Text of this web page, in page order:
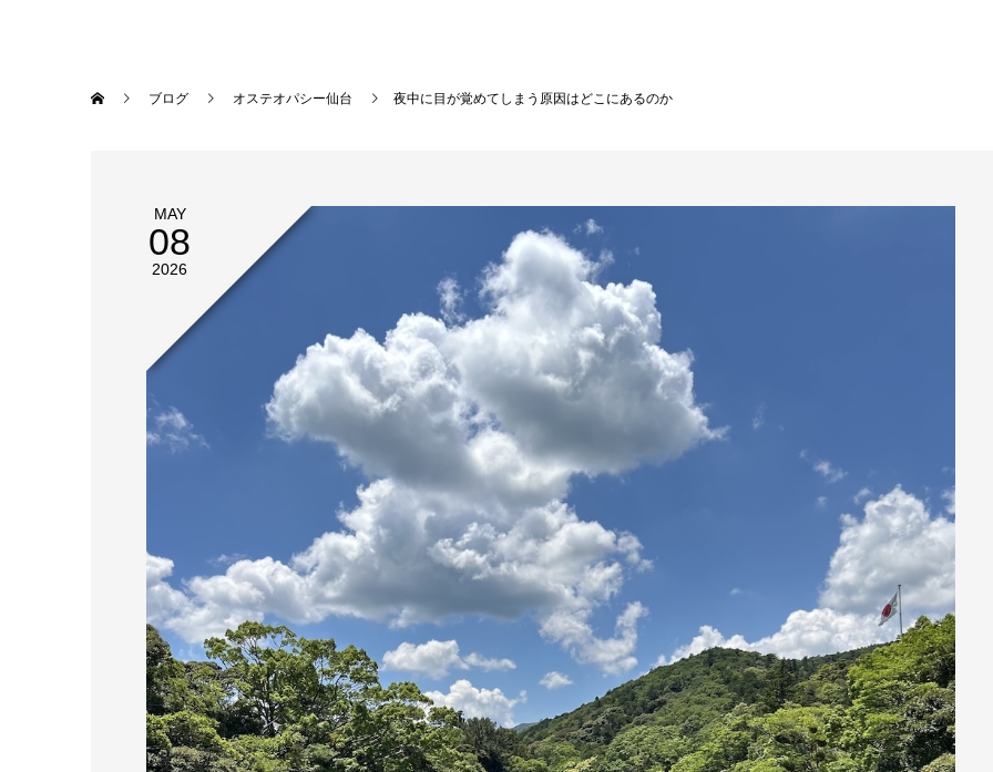
ブログ オステオパシー仙台 夜中に目が覚めてしまう原因はどこにあるのか
MAY
08
2026